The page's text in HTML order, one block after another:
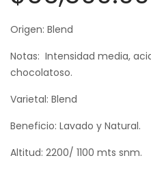
Origen: Blend
Notas: Intensidad media,
chocolatoso.
Varietal: Blend
Beneficio: Lavado y Natural.
Altitud: 2200/ 1100 mts snm.